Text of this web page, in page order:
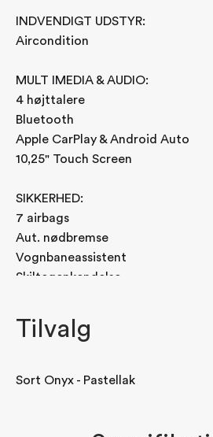
INDVENDIGT UDSTYR:
Aircondition
MULT IMEDIA & AUDIO:
4 højttalere
Bluetooth
Apple CarPlay & Android Auto
10,25" Touch Screen
SIKKERHED:
7 airbags
Aut. nødbremse
Vognbaneassistent
Skiltegenkendelse
Tilvalg
Sort Onyx - Pastellak